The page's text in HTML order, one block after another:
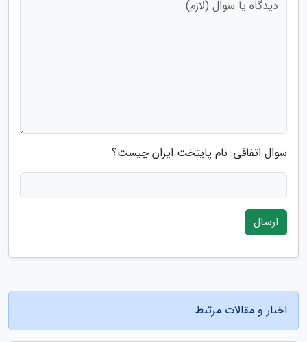
سوال اتفاقی: نام پایتخت ایران چیست؟
ارسال
اخبار و مقالات مرتبط